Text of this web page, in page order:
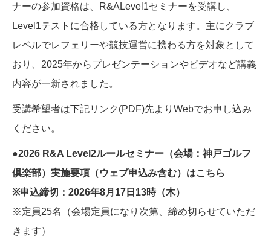
ナーの参加資格は、R&ALevel1セミナーを受講し、
Level1テストに合格している方となります。主にクラブ
レベルでレフェリーや競技運営に携わる方を対象として
おり、2025年からプレゼンテーションやビデオなど講義
内容が一新されました。
受講希望者は下記リンク(PDF)先よりWebでお申し込み
ください。
●2026 R&A Level2ルールセミナー（会場：神戸ゴルフ
倶楽部）実施要項（ウェブ申込み含む）はこちら
※申込締切：2026年8月17日13時（木）
※定員25名（会場定員になり次第、締め切らせていただ
きます）